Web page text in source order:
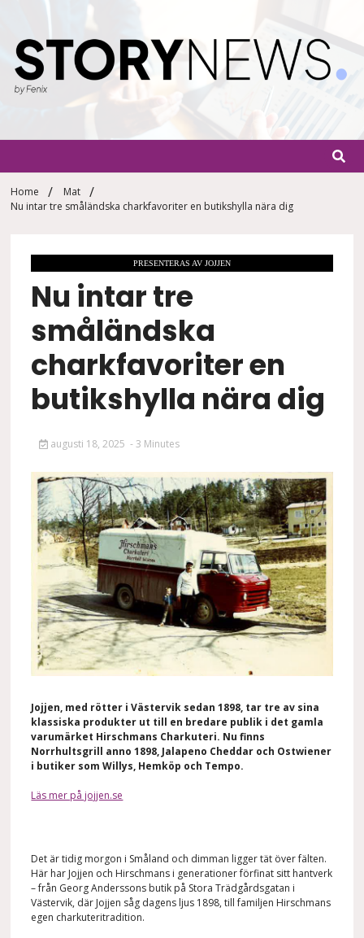
Home
Mat
Nu intar tre småländska charkfavoriter en butikshylla nära dig
PRESENTERAS AV JOJJEN
Nu intar tre
småländska
charkfavoriter en
butikshylla nära dig
augusti 18, 2025 - 3 Minutes
Jojjen, med rötter i Västervik sedan 1898, tar tre av sina
klassiska produkter ut till en bredare publik i det gamla
varumärket Hirschmans Charkuteri. Nu finns
Norrhultsgrill anno 1898, Jalapeno Cheddar och Ostwiener
i butiker som Willys, Hemköp och Tempo.
Läs mer på jojjen.se
Det är tidig morgon i Småland och dimman ligger tät över fälten.
Här har Jojjen och Hirschmans i generationer förfinat sitt hantverk
– från Georg Anderssons butik på Stora Trädgårdsgatan i
Västervik, där Jojjen såg dagens ljus 1898, till familjen Hirschmans
egen charkuteri­tradition.